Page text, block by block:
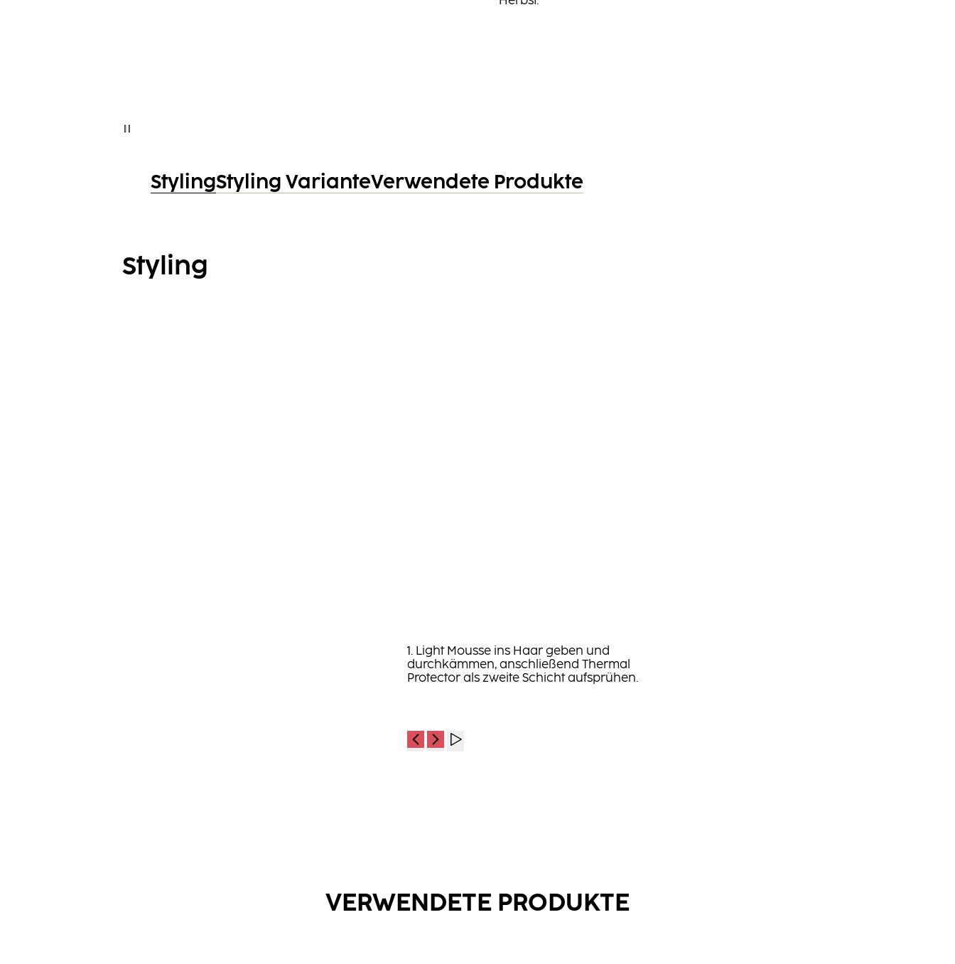
StylingStyling VarianteVerwendete Produkte
Styling
1. Light Mousse ins Haar geben und
durchkämmen, anschließend Thermal
Protector als zweite Schicht aufsprühen.
VERWENDETE PRODUKTE